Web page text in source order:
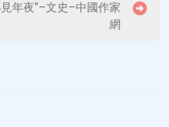
年夜”–文史–中國作家
網